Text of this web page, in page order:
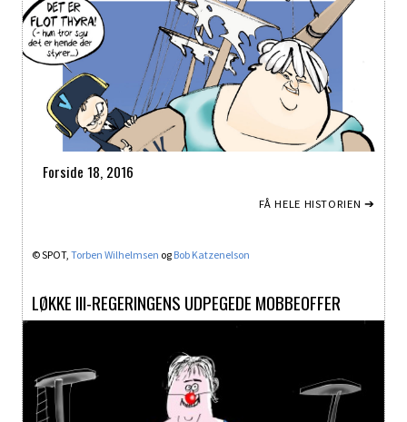
Forside 18, 2016
FÅ HELE HISTORIEN ➔
© SPOT,Torben Wilhelmsen og Bob Katzenelson
LØKKE III-REGERINGENS UDPEGEDE MOBBEOFFER